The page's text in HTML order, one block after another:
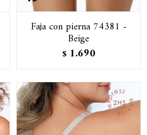
Faja con pierna 74381 -
Beige
$ 1.690